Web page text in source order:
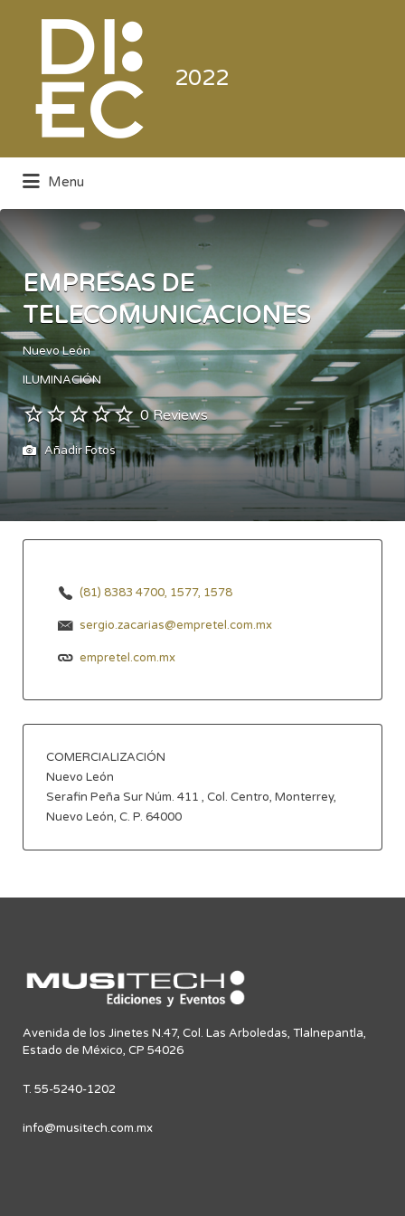
2022
Electrónica de Consumo y Comercial
Buscar
Menu
EMPRESAS DE
TELECOMUNICACIONES
Nuevo León
ILUMINACIÓN
0 Reviews
Añadir Fotos
(81) 8383 4700, 1577, 1578
sergio.zacarias@empretel.com.mx
empretel.com.mx
COMERCIALIZACIÓN
Nuevo León
Serafin Peña Sur Núm. 411 , Col. Centro, Monterrey,
Nuevo León, C. P. 64000
Avenida de los Jinetes N.47, Col. Las Arboledas, Tlalnepantla,
Estado de México, CP 54026
T. 55-5240-1202
info@musitech.com.mx